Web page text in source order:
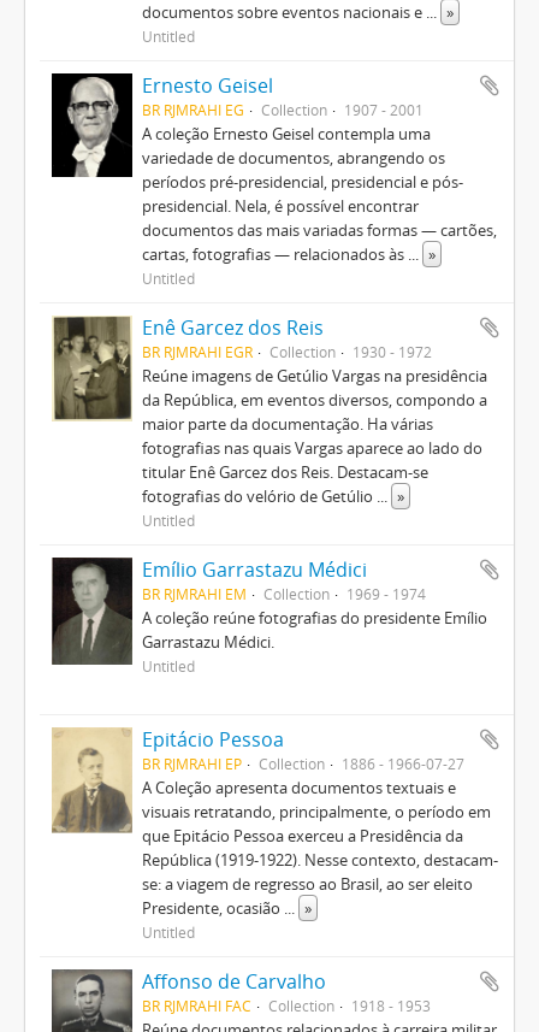
documentos sobre eventos nacionais e ... »
Untitled
Ernesto Geisel
BR RJMRAHI EG Collection 1907 - 2001
A coleção Ernesto Geisel contempla uma
variedade de documentos, abrangendo os
períodos pré-presidencial, presidencial e pós-
presidencial. Nela, é possível encontrar
documentos das mais variadas formas — cartões,
cartas, fotografias — relacionados às ... »
Untitled
Enê Garcez dos Reis
BR RJMRAHI EGR Collection 1930 - 1972
Reúne imagens de Getúlio Vargas na presidência
da República, em eventos diversos, compondo a
maior parte da documentação. Ha várias
fotografias nas quais Vargas aparece ao lado do
titular Enê Garcez dos Reis. Destacam-se
fotografias do velório de Getúlio ... »
Untitled
Emílio Garrastazu Médici
BR RJMRAHI EM Collection 1969 - 1974
A coleção reúne fotografias do presidente Emílio
Garrastazu Médici.
Untitled
Epitácio Pessoa
BR RJMRAHI EP Collection 1886 - 1966-07-27
A Coleção apresenta documentos textuais e
visuais retratando, principalmente, o período em
que Epitácio Pessoa exerceu a Presidência da
República (1919-1922). Nesse contexto, destacam-
se: a viagem de regresso ao Brasil, ao ser eleito
Presidente, ocasião ... »
Untitled
Affonso de Carvalho
BR RJMRAHI FAC Collection 1918 - 1953